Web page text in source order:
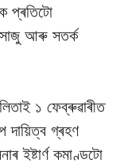
প্ৰতিটো
সাজু আৰু সতৰ্ক
১ ফেব্ৰুৱাৰীত
দায়িত্ব গ্ৰহণ
ইষ্টাৰ্ণ কমাণ্ডটো